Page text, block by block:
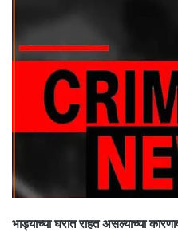
भाड्याच्या घरात राहत असल्याच्या